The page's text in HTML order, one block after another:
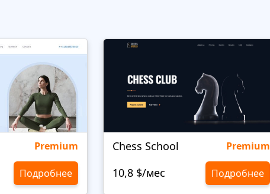
Premium
Подробнее
Chess School Premium
10,8 $/мес Подробнее